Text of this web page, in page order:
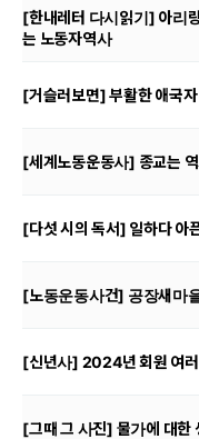
[한내레터 다시읽기] 아리
는 노동자역사
[거슬러보면] 부활한 애국자
[세계노동운동사] 종교는
[다섯 시의 독서] 일하다 아
[노동운동사건] 공장새마
[신년사] 2024년 회원 여러
[그때 그 사진] 물가에 대한